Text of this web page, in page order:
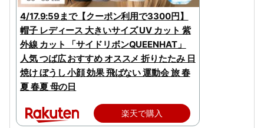
4/17.9:59まで【クーポン利用で3300円】
帽子 レディース 大きいサイズ UV カット 紫
外線 カット 「サイドリボンQUEENHAT」
人気 つば広 おすすめ オススメ 折りたたみ 日
焼け ぼうし 小顔 効果 飛ばない 運動会 旅 春
夏 春夏 母の日
楽天で購入